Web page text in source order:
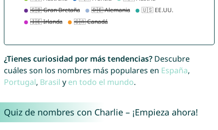
¿Tienes curiosidad por más tendencias?Descubre
cuáles son los nombres más populares en España,
Portugal, Brasil y en todo el mundo.
Quiz de nombres con Charlie – ¡Empieza ahora!